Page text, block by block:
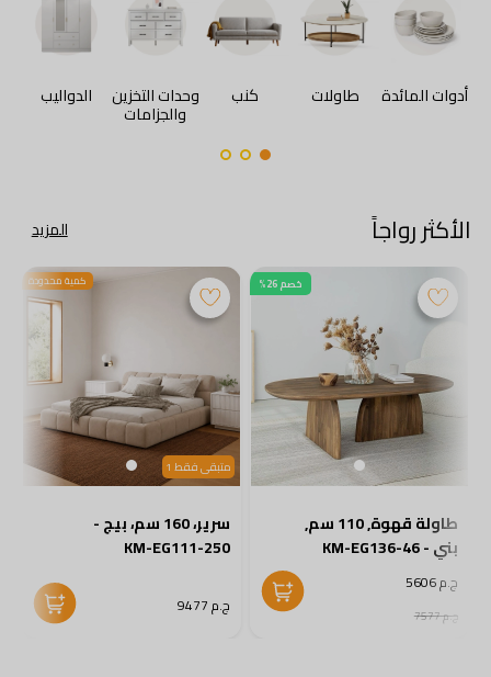
أدوات المائدة طاولات كنب وحدات التخزين
والجزامات
الدواليب
الأكثر رواجاً المزيد
خصم 26%
طاولة قهوة, 110 سم,
بني - KM-EG136-46
ج.م 5606
ج.م 7577
كمية محدودة
متبقى فقط 1
سرير، 160 سم، بيج -
KM-EG111-250
ج.م 9477